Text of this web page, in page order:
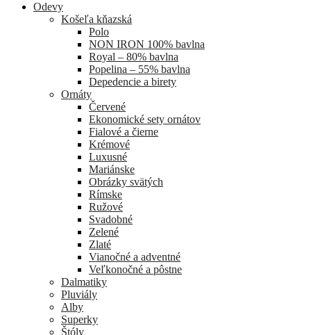
Odevy
Košeľa kňazská
Polo
NON IRON 100% bavlna
Royal – 80% bavlna
Popelina – 55% bavlna
Depedencie a birety
Ornáty
Červené
Ekonomické sety ornátov
Fialové a čierne
Krémové
Luxusné
Mariánske
Obrázky svätých
Rímske
Ružové
Svadobné
Zelené
Zlaté
Vianočné a adventné
Veľkonočné a pôstne
Dalmatiky
Pluviály
Alby
Superky
Štóly